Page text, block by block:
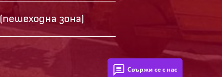
(пешеходна зона)
Свържи се с нас